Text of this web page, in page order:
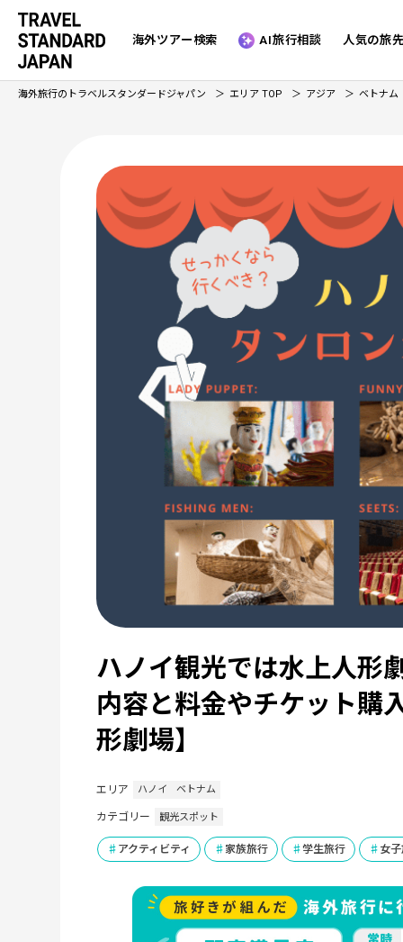
海外ツアー検索 AI旅行相談 人気の旅
海外旅行のトラベルスタンダードジャパン エリア TOP アジア ベトナム
ハノイ観光では水上人形
内容と料金やチケット購
形劇場】
エリア ハノイ ベトナム
カテゴリー 観光スポット
アクティビティ 家族旅行 学生旅行 女